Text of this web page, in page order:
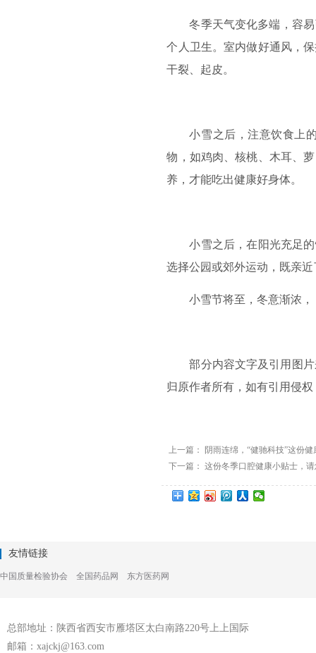
冬季天气变化多端，容
个人卫生。室内做好通风，
干裂、起皮。
小雪之后，注意饮食上
物，如鸡肉、核桃、木耳、
养，才能吃出健康好身体。
小雪之后，在阳光充足
选择公园或郊外运动，既亲
小雪节将至，冬意渐浓
部分内容文字及引用图
归原作者所有，如有引用侵
上一篇：
阴雨连绵，“健驰科技”这份
下一篇： 这份冬季口腔健康小贴士，
友情链接
中国质量检验协会 全国药品网 东方医药网
总部地址：陕西省西安市雁塔区太白南路220号上上国际
邮箱：xajckj@163.com